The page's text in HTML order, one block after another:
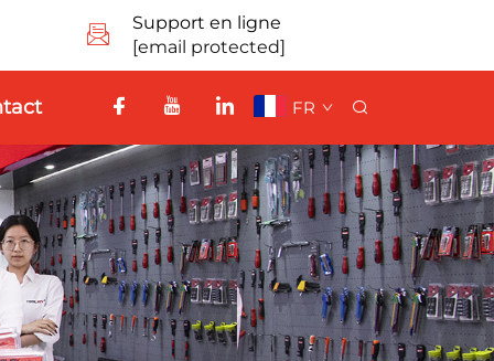
Support en ligne
[email protected]
FR